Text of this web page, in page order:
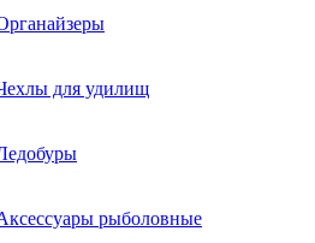
для удилищ
рыболовные